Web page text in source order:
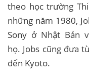
theo học trường
những năm 1980,
Sony ở Nhật Bản
họ. Jobs cũng đưa
đến Kyoto.